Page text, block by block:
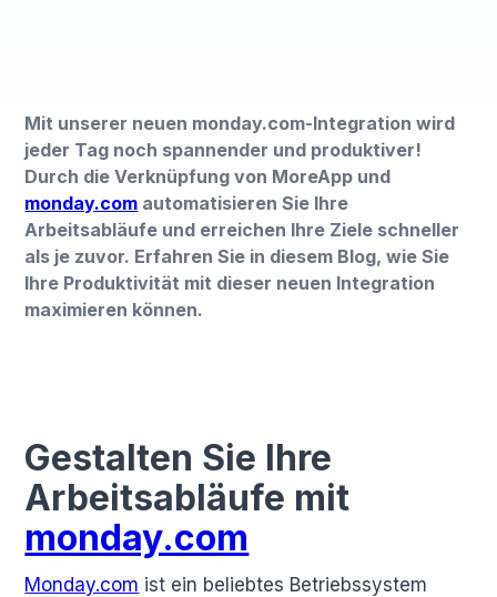
Mit unserer neuen monday.com-Integration wird
jeder Tag noch spannender und produktiver!
Durch die Verknüpfung von MoreApp und
monday.com automatisieren Sie Ihre
Arbeitsabläufe und erreichen Ihre Ziele schneller
als je zuvor. Erfahren Sie in diesem Blog, wie Sie
Ihre Produktivität mit dieser neuen Integration
maximieren können.
Gestalten Sie Ihre
Arbeitsabläufe mit
monday.com
Monday.com ist ein beliebtes Betriebssystem